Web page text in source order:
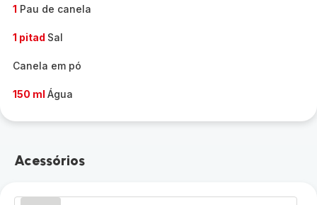
1 Pau de canela
1 pitad Sal
Canela em pó
150 ml Água
Acessórios